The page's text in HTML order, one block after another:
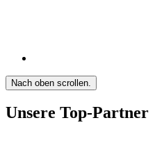
Nach oben scrollen.
Unsere Top-Partner